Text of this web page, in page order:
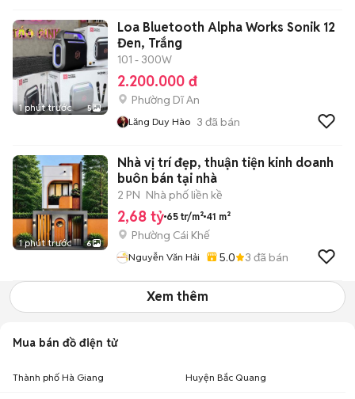
1 phút trước 5
Loa Bluetooth Alpha Works Sonik 12
Đen, Trắng
101 - 300W
2.200.000 đ
Phường Dĩ An
Lăng Duy Hào 3 đã bán
1 phút trước 6
Nhà vị trí đẹp, thuận tiện kinh doanh
buôn bán tại nhà
2 PN Nhà phố liền kề
2,68 tỷ 65 tr/m² 41 m²
Phường Cái Khế
Nguyễn Văn Hải 5.0 3 đã bán
Xem thêm
Mua bán đồ điện tử
Thành phố Hà Giang Huyện Bắc Quang